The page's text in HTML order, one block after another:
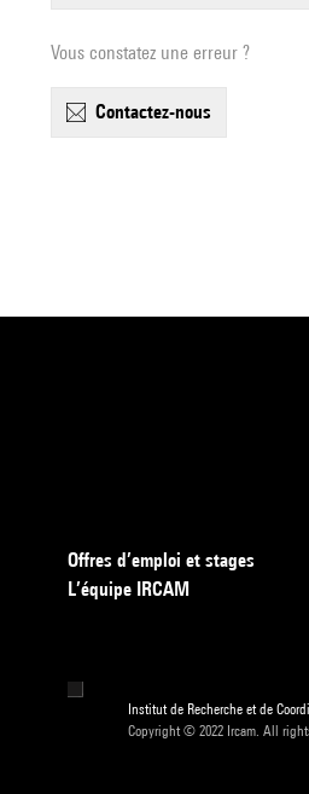
Vous constatez une erreur ?
contactez-nous
Offres d’emploi et stages
L’équipe IRCAM
Institut de Recherche et de
Copyright © 2022 Ircam. All